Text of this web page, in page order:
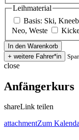
Leihmaterial
Basis: Ski,
Neo, Weste
close
Anfängerkurs
shareLink teilen
attachmentZum